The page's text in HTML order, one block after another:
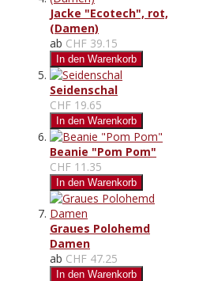
Jacke "Ecotech", rot,
(Damen)
ab CHF 39.15
In den Warenkorb
Seidenschal
CHF 19.65
In den Warenkorb
Beanie "Pom Pom"
CHF 11.35
In den Warenkorb
Graues Polohemd
Damen
ab CHF 47.25
In den Warenkorb